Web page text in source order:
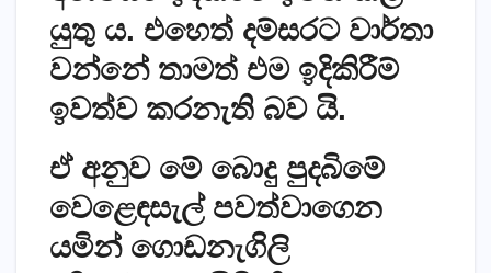
යුතු ය. එහෙත් දම්සරට වාර්තා
වන්නේ තාමත් එම ඉදිකිරීම්
ඉවත්ව කරනැති බව යි.
ඒ අනුව මේ බොදු පුදබිමේ
වෙළෙඳසැල් පවත්වාගෙන
යමින් ගොඩනැගිලි